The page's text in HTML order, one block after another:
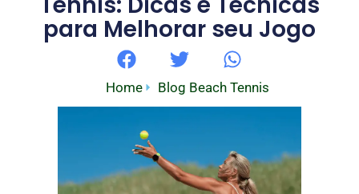
para Melhorar seu Jogo
Home Blog Beach Tennis